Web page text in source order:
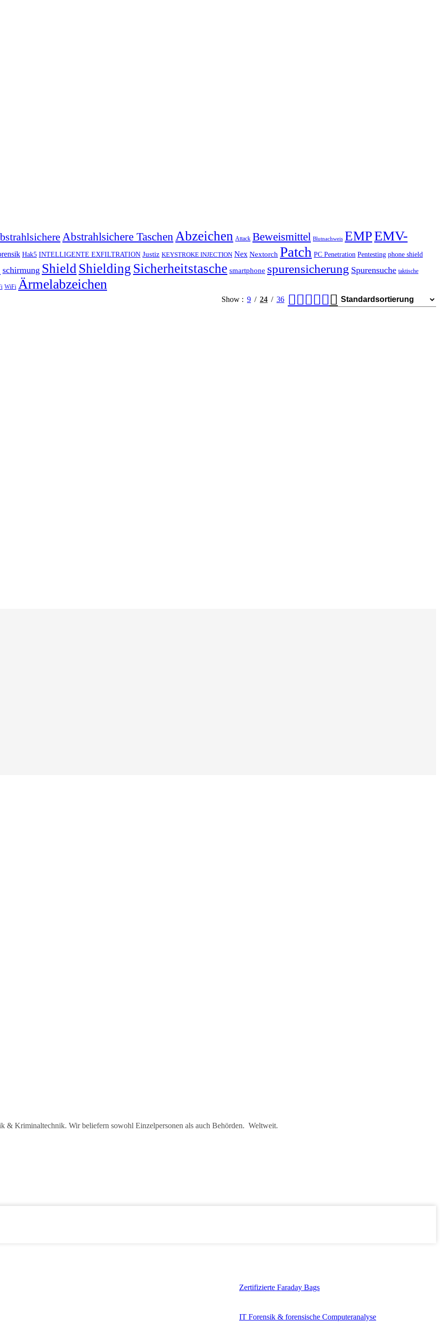
Abstrahlsichere TaschenAbzeichen Attack Beweismittel Blutnachweis EMPEMV-
Hak5 INTELLIGENTE EXFILTRATION Justiz KEYSTROKE INJECTION Nex Nextorch Patch PC Penetration Pentesting phone shield
schirmung ShieldShielding Sicherheitstasche smartphone spurensicherung Spurensuche taktische
WiFi Ärmelabzeichen
Show 9 24 36
Kriminaltechnik. Wir beliefern sowohl Einzelpersonen als auch Behörden. Weltweit.
Zertifizierte Faraday Bags
IT Forensik & forensische Computeranalyse